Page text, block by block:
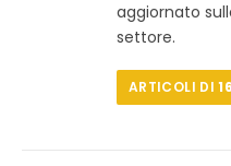
aggiornato
settore.
ARTICOLI DI16